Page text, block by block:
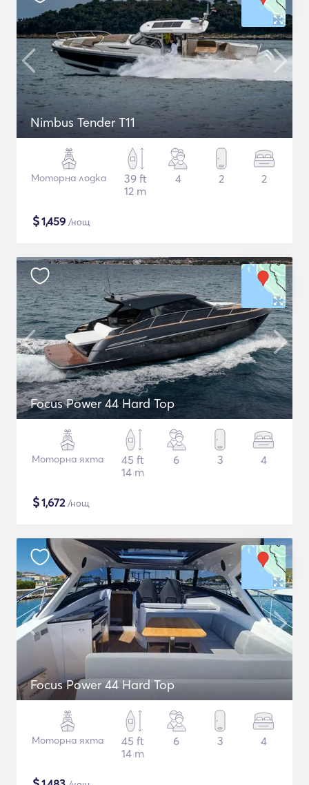
Nimbus Tender T11
Моторна лодка
39 ft
12 m
4 2 2
$1,459 /нощ
Focus Power 44 Hard Top
Моторна яхта
45 ft
14 m
6 3 4
$1,672/нощ
Focus Power 44 Hard Top
Моторна яхта
45 ft
14 m
6 3 4